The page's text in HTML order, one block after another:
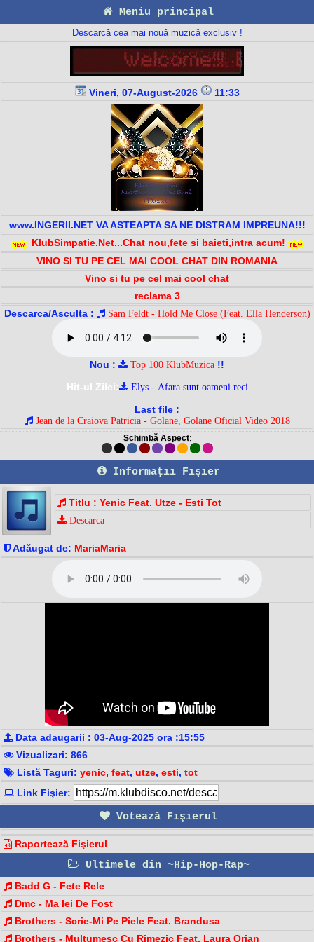
Meniu principal
Descarcă cea mai nouă muzică exclusiv !
Vineri, 07-August-2026 11:33
www.INGERII.NET VA ASTEAPTA SA NE DISTRAM IMPREUNA!!!
KlubSimpatie.Net...Chat nou,fete si baieti,intra acum!
VINO SI TU PE CEL MAI COOL CHAT DIN ROMANIA
Vino si tu pe cel mai cool chat
reclama 3
Descarca/Asculta :
Sam Feldt - Hold Me Close (Feat. Ella Henderson)
Nou : Top 100 KlubMuzica !!
Hit-ul Zilei:
Elys - Afara sunt oameni reci
Last file :
Jean de la Craiova Patricia - Golane, Golane Oficial Video 2018
Schimbă Aspect:
Informaţii Fişier
Titlu : Yenic Feat. Utze - Esti Tot
Descarca
Adăugat de: MariaMaria
Data adaugarii : 03-Aug-2025 ora :15:55
Vizualizari: 866
Listă Taguri: yenic, feat, utze, esti, tot
Link Fişier:
Votează Fişierul
Raportează Fişierul
Ultimele din ~Hip-Hop-Rap~
Badd G - Fete Rele
Dmc - Ma Iei De Fost
Brothers - Scrie-Mi Pe Piele Feat. Brandusa
Brothers - Multumesc Cu Rimezic Feat. Laura Orian